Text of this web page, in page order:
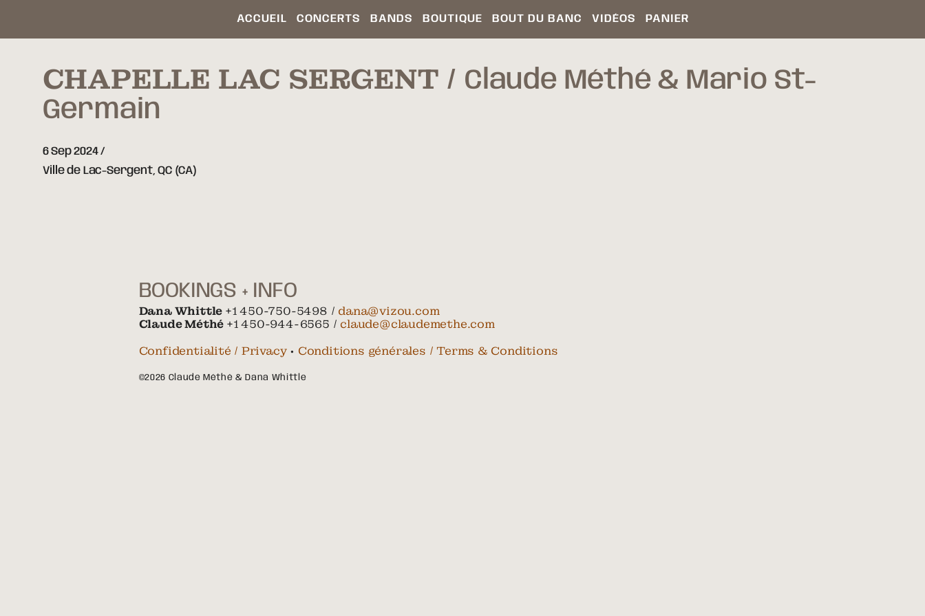
ACCUEIL CONCERTS BANDS BOUTIQUE BOUT DU BANC VIDÉOS PANIER
CHAPELLE LAC SERGENT
Claude Méthé & Mario St-
Germain
6 Sep 2024
Ville de Lac-Sergent,QC (CA)
BOOKINGS + INFO
Dana Whittle +1 450-750-5498 / dana@vizou.com
Claude Méthé +1 450-944-6565 / claude@claudemethe.com
Confidentialité / Privacy• Conditions générales / Terms & Conditions
©2026 Claude Méthé & Dana Whittle